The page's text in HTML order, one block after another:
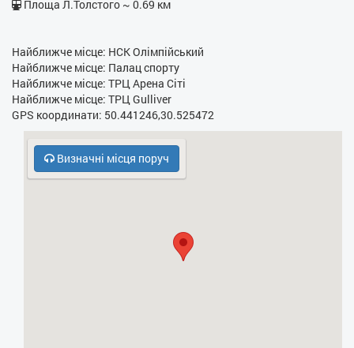
- Фен
- Електрочайник
- Кухонна плита
- НВЧ
- Безкоштовний паркінг
Площа Л.Толстого ~ 0.69 км
Найближче місце: НСК Олімпійський
Найближче місце: Палац спорту
Найближче місце: ТРЦ Арена Сіті
Найближче місце: ТРЦ Gulliver
GPS координати: 50.441246,30.525472
Визначні місця поруч